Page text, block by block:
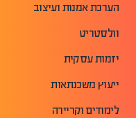
הערכת אמנות ועיצוב
וולסטריט
יזמות עסקית
ייעוץ משכנתאות
לימודים וקריירה